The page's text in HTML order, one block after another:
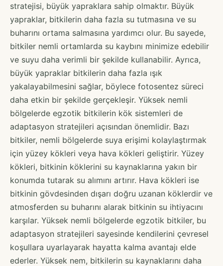
stratejisi, büyük yapraklara sahip olmaktır. Büyük
yapraklar, bitkilerin daha fazla su tutmasına ve su
buharını ortama salmasına yardımcı olur. Bu sayede,
bitkiler nemli ortamlarda su kaybını minimize edebilir
ve suyu daha verimli bir şekilde kullanabilir. Ayrıca,
büyük yapraklar bitkilerin daha fazla ışık
yakalayabilmesini sağlar, böylece fotosentez süreci
daha etkin bir şekilde gerçekleşir. Yüksek nemli
bölgelerde egzotik bitkilerin kök sistemleri de
adaptasyon stratejileri açısından önemlidir. Bazı
bitkiler, nemli bölgelerde suya erişimi kolaylaştırmak
için yüzey kökleri veya hava kökleri geliştirir. Yüzey
kökleri, bitkinin köklerini su kaynaklarına yakın bir
konumda tutarak su alımını artırır. Hava kökleri ise
bitkinin gövdesinden dışarı doğru uzanan köklerdir ve
atmosferden su buharını alarak bitkinin su ihtiyacını
karşılar. Yüksek nemli bölgelerde egzotik bitkiler, bu
adaptasyon stratejileri sayesinde kendilerini çevresel
koşullara uyarlayarak hayatta kalma avantajı elde
ederler. Yüksek nem, bitkilerin su kaynaklarını daha